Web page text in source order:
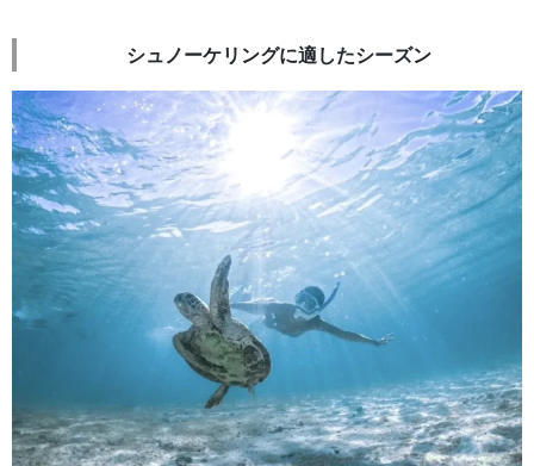
シュノーケリングに適したシーズン